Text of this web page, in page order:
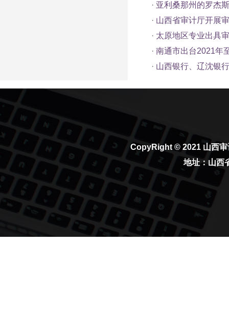
· 亚利桑那州的罗杰
· 山西省审计厅开展
· 太原地区专业出具
· 南通市出台2021年
· 山西银行、辽沈银
CopyRight © 2021 山西
地址：山西